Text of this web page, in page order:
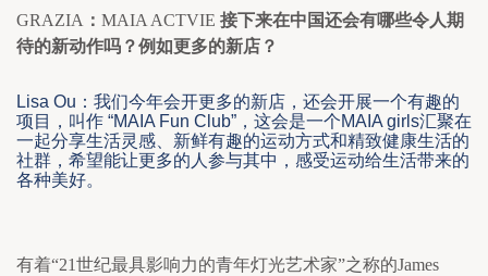
GRAZIA ： MAIA ACTVIE 接下来在中国还会有哪些令人期
待的新动作吗？例如更多的新店？
Lisa Ou ： 我们今年会开更多的新店，还会开展一个有趣的
项目，叫作 “MAIA Fun Club” ，这会是一个MAIA girls汇聚在
一起分享生活灵感、 新鲜有趣的运动方式和精致健康生活的
社群，希望能让更多的人参与其中 ，感受运动给生活带来的
各种美好。
有着“21世纪最具影响力的青年灯光艺术家”之称的James